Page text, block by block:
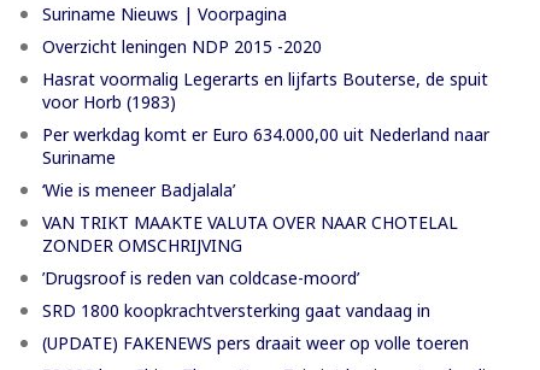
Suriname Nieuws | Voorpagina
Overzicht leningen NDP 2015 -2020
Hasrat voormalig Legerarts en lijfarts Bouterse, de spuit
voor Horb (1983)
Per werkdag komt er Euro 634.000,00 uit Nederland naar
Suriname
‘Wie is meneer Badjalala’
VAN TRIKT MAAKTE VALUTA OVER NAAR CHOTELAL
ZONDER OMSCHRIJVING
’Drugsroof is reden van coldcase-moord’
SRD 1800 koopkrachtversterking gaat vandaag in
(UPDATE) FAKENEWS pers draait weer op volle toeren